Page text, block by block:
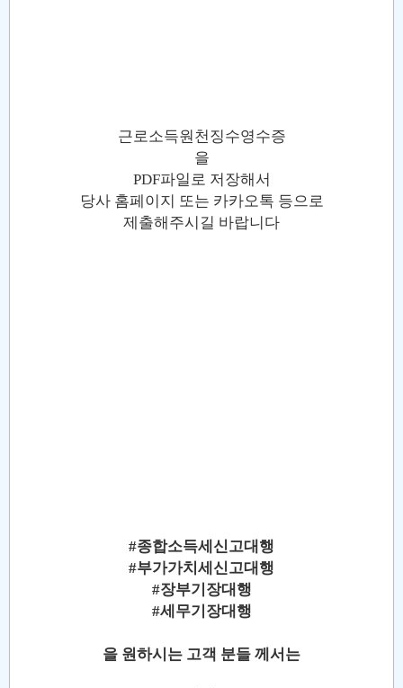
근로소득원천징수영수증
을
PDF파일로 저장해서
당사 홈페이지 또는 카카오톡 등으로
제출해주시길 바랍니다
#종합소득세신고대행
#부가가치세신고대행
#장부기장대행
#세무기장대행
을 원하시는 고객 분들 께서는